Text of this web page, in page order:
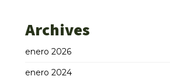
Archives
enero 2026
enero 2024